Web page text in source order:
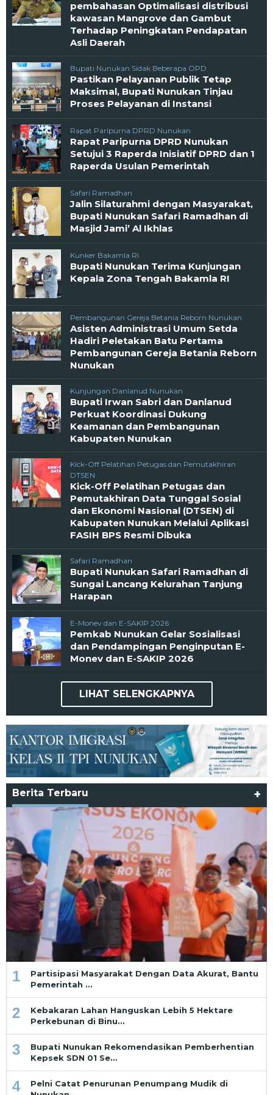
pembahasan Optimalisasi distribusi
kawasan Mangrove dan Gambut
Terhadap Peningkatan Pendapatan
Asli Daerah
Bupati Nunukan Sidak Beberapa OPD
Pastikan Pelayanan Publik Tetap
Maksimal, Bupati Nunukan Tinjau
Proses Pelayanan di Instansi
Rapat Paripurna DPRD Nunukan
Rapat Paripurna DPRD Nunukan
Setujui 3 Raperda Inisiatif DPRD dan 1
Raperda Usulan Pemerintah
Safari Ramadhan
Jalin Silaturahmi dengan Masyarakat,
Bupati Nunukan Safari Ramadhan di
Masjid Jami’ Al Ikhlas
Kunker Bakamla RI
Bupati Nunukan Terima Kunjungan
Kepala Zona Tengah Bakamla RI
Pembangunan Gereja Betania Reborn Nunukan
Asisten Administrasi Umum Setda
Hadiri Peletakan Batu Pertama
Pembangunan Gereja Betania Reborn
Nunukan
Kunjungan Danlanud Nunukan
Bupati Irwan Sabri dan Danlanud
Perkuat Koordinasi Dukung
Keamanan dan Pembangunan
Kabupaten Nunukan
Kick-Off Pelatihan Petugas dan Pemutakhiran
DTSEN
Kick-Off Pelatihan Petugas dan
Pemutakhiran Data Tunggal Sosial
dan Ekonomi Nasional (DTSEN) di
Kabupaten Nunukan Melalui Aplikasi
FASIH BPS Resmi Dibuka
Safari Ramadhan
Bupati Nunukan Safari Ramadhan di
Sungai Lancang Kelurahan Tanjung
Harapan
E-Monev dan E-SAKIP 2026
Pemkab Nunukan Gelar Sosialisasi
dan Pendampingan Penginputan E-
Monev dan E-SAKIP 2026
LIHAT SELENGKAPNYA
Berita Terbaru +
1
Partisipasi Masyarakat Dengan Data Akurat, Bantu
Pemerintah …
2
Kebakaran Lahan Hanguskan Lebih 5 Hektare
Perkebunan di Binu…
3
Bupati Nunukan Rekomendasikan Pemberhentian
Kepsek SDN 01 Se…
4
Pelni Catat Penurunan Penumpang Mudik di